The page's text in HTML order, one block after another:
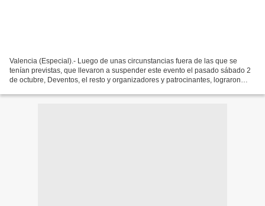
Valencia (Especial).- Luego de unas circunstancias fuera de las que se
tenían previstas, que llevaron a suspender este evento el pasado sábado 2
de octubre, Deventos, el resto y organizadores y patrocinantes, lograron